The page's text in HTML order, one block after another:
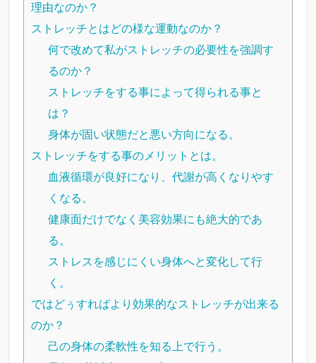
理由なのか？
ストレッチとはどの様な運動なのか？
何で改めて私がストレッチの必要性を強調す
るのか？
ストレッチをする事によって得られる事と
は？
身体が固い状態だと悪い方向になる。
ストレッチをする事のメリットとは。
血液循環が良好になり、代謝が高くなりやす
くなる。
健康面だけでなく美容効果にも絶大的であ
る。
ストレスを感じにくい身体へと変化して行
く。
ではどぅすればより効果的なストレッチが出来る
のか？
己の身体の柔軟性を知る上で行う。